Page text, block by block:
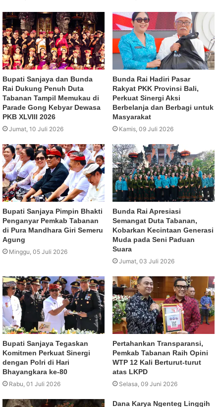
Bupati Sanjaya dan Bunda
Rai Dukung Penuh Duta
Tabanan Tampil Memukau di
Parade Gong Kebyar Dewasa
PKB XLVIII 2026
Jumat, 10 Juli 2026
Bunda Rai Hadiri Pasar
Rakyat PKK Provinsi Bali,
Perkuat Sinergi Aksi
Berbelanja dan Berbagi untuk
Masyarakat
Kamis, 09 Juli 2026
Bupati Sanjaya Pimpin Bhakti
Penganyar Pemkab Tabanan
di Pura Mandhara Giri Semeru
Agung
Minggu, 05 Juli 2026
Bunda Rai Apresiasi
Semangat Duta Tabanan,
Kobarkan Kecintaan Generasi
Muda pada Seni Paduan
Suara
Jumat, 03 Juli 2026
Bupati Sanjaya Tegaskan
Komitmen Perkuat Sinergi
dengan Polri di Hari
Bhayangkara ke-80
Rabu, 01 Juli 2026
Pertahankan Transparansi,
Pemkab Tabanan Raih Opini
WTP 12 Kali Berturut-turut
atas LKPD
Selasa, 09 Juni 2026
Dana Karya Ngenteg Linggih